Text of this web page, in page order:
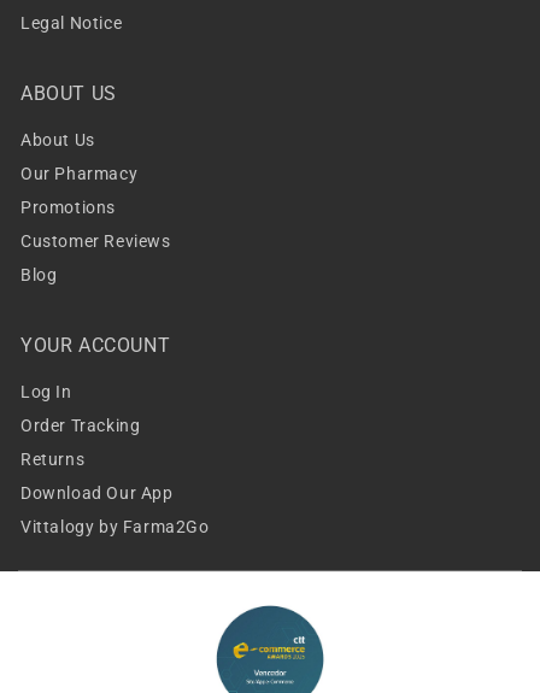
Legal Notice
ABOUT US
About Us
Our Pharmacy
Promotions
Customer Reviews
Blog
YOUR ACCOUNT
Log In
Order Tracking
Returns
Download Our App
Vittalogy by Farma2Go